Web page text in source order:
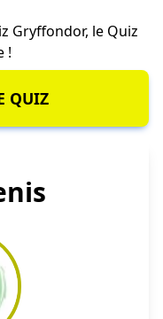
Gryffondor, le Quiz
!
QUIZ